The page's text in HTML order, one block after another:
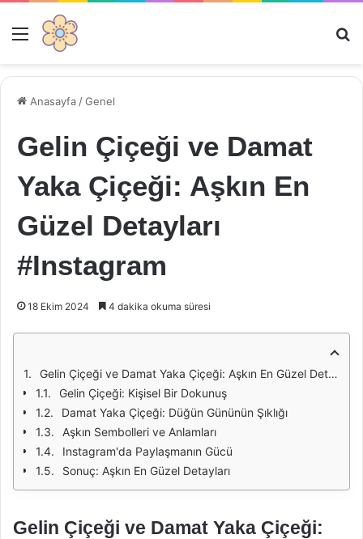
Menü
Anasayfa /Genel
Gelin Çiçeği ve Damat
Yaka Çiçeği: Aşkın En
Güzel Detayları
#Instagram
18 Ekim 2024 4 dakika okuma süresi
Gelin Çiçeği ve Damat Yaka Çiçeği: Aşkın En Güzel Detayları
Gelin Çiçeği: Kişisel Bir Dokunuş
Damat Yaka Çiçeği: Düğün Gününün Şıklığı
Aşkın Sembolleri ve Anlamları
Instagram'da Paylaşmanın Gücü
Sonuç: Aşkın En Güzel Detayları
Gelin Çiçeği ve Damat Yaka Çiçeği: